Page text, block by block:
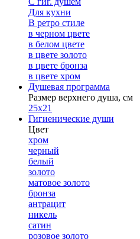
Для кухни
В ретро стиле
в черном цвете
в белом цвете
в цвете золото
в цвете бронза
в цвете хром
Душевая программа
Размер верхнего душа, см
25х21
Гигиенические души
Цвет
хром
черный
белый
золото
матовое золото
бронза
антрацит
никель
сатин
розовое золото